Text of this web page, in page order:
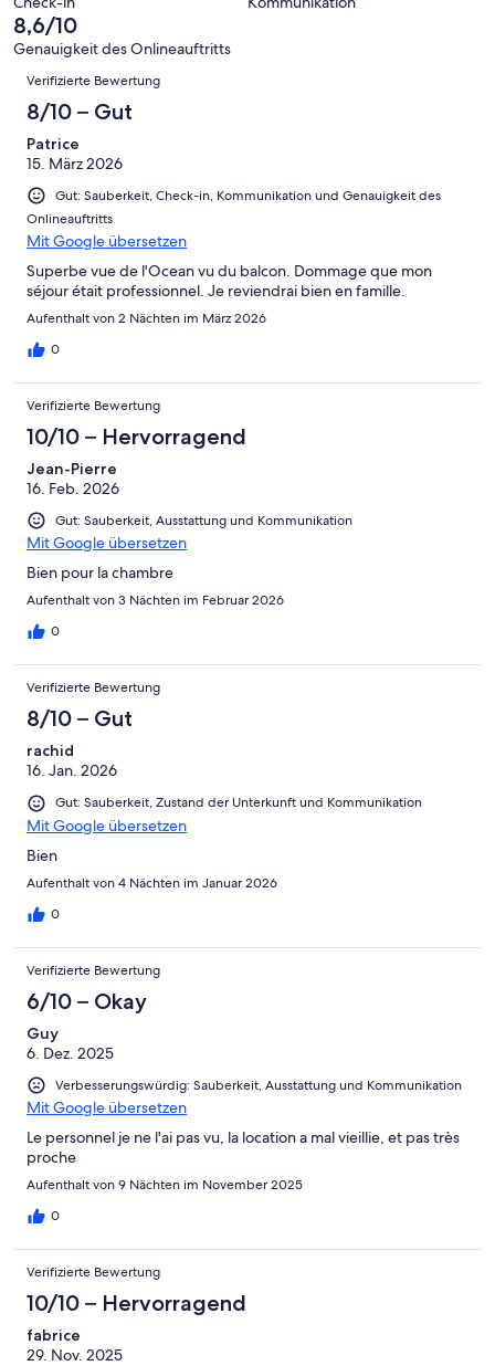
Okay
-
Schlecht
von
2
Ungenügend
8,6/10
Genauigkeit des Onlineauftritts
Bewertungen
Verifizierte Bewertung
8/10 – Gut
Patrice
15. März 2026
Gut: Sauberkeit, Check-in, Kommunikation und Genauigkeit des
Onlineauftritts
Mit Google übersetzen
Superbe vue de l'Ocean vu du balcon. Dommage que mon
séjour était professionnel. Je reviendrai bien en famille.
Aufenthalt von 2 Nächten im März 2026
0
Verifizierte Bewertung
10/10 – Hervorragend
Jean-Pierre
16. Feb. 2026
Gut: Sauberkeit, Ausstattung und Kommunikation
Mit Google übersetzen
Bien pour la chambre
Aufenthalt von 3 Nächten im Februar 2026
0
Verifizierte Bewertung
8/10 – Gut
rachid
16. Jan. 2026
Gut: Sauberkeit, Zustand der Unterkunft und Kommunikation
Mit Google übersetzen
Bien
Aufenthalt von 4 Nächten im Januar 2026
0
Verifizierte Bewertung
6/10 – Okay
Guy
6. Dez. 2025
Verbesserungswürdig: Sauberkeit, Ausstattung und Kommunikation
Mit Google übersetzen
Le personnel je ne l'ai pas vu, la location a mal vieillie, et pas très
proche
Aufenthalt von 9 Nächten im November 2025
0
Verifizierte Bewertung
10/10 – Hervorragend
fabrice
29. Nov. 2025